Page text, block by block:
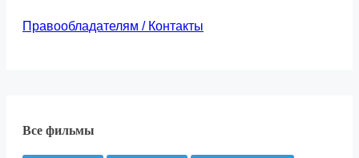
Правообладателям / Контакты
Все фильмы